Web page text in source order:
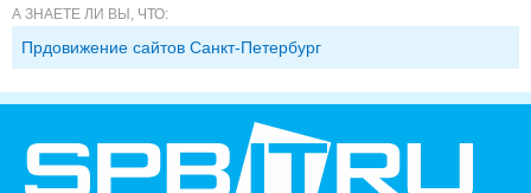
А ЗНАЕТЕ ЛИ ВЫ, ЧТО:
Прдовижение сайтов Санкт-Петербург